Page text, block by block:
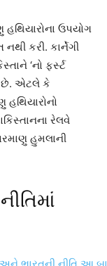
હથિયારોના ઉપયોગ
કરી. કાર્નેગી
‘નો ફર્સ્ટ
છે. એટલે કે
રેલવે
હુમલાની